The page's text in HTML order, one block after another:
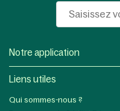
Notre application
Liens utiles​
Qui sommes-nous ?